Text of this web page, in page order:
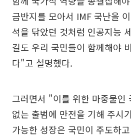
금반지를 모아서 IMF 국난을
석을 닦았던 것처럼 인공지능
길도 우리 국민들이 함께해야
다"고 설명했다.
그러면서 "이를 위한 마중물인
없는 출범에 만전을 기해 주시
가능한 성장은 국민이 주도하